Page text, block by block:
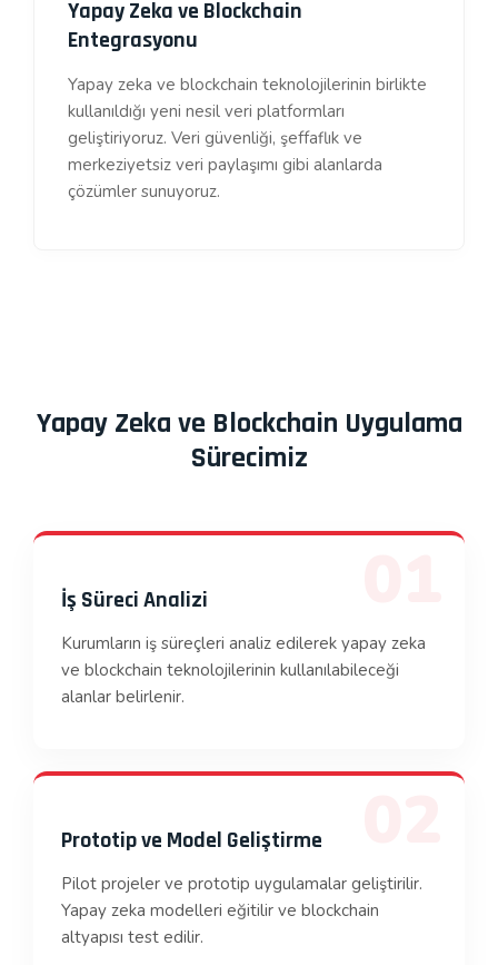
Yapay Zeka ve Blockchain
Entegrasyonu
Yapay zeka ve blockchain teknolojilerinin birlikte
kullanıldığı yeni nesil veri platformları
geliştiriyoruz. Veri güvenliği, şeffaflık ve
merkeziyetsiz veri paylaşımı gibi alanlarda
çözümler sunuyoruz.
Yapay Zeka ve Blockchain Uygulama
Sürecimiz
İş Süreci Analizi
Kurumların iş süreçleri analiz edilerek yapay zeka
ve blockchain teknolojilerinin kullanılabileceği
alanlar belirlenir.
Prototip ve Model Geliştirme
Pilot projeler ve prototip uygulamalar geliştirilir.
Yapay zeka modelleri eğitilir ve blockchain
altyapısı test edilir.